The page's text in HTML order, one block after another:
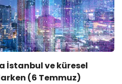
İstanbul ve küresel
(6 Temmuz)